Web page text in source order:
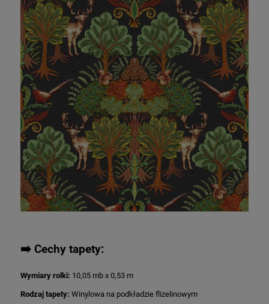
➡️ Cechy tapety:
Wymiary rolki: 10,05 mb x 0,53 m
Rodzaj tapety: Winylowa na podkładzie flizelinowym